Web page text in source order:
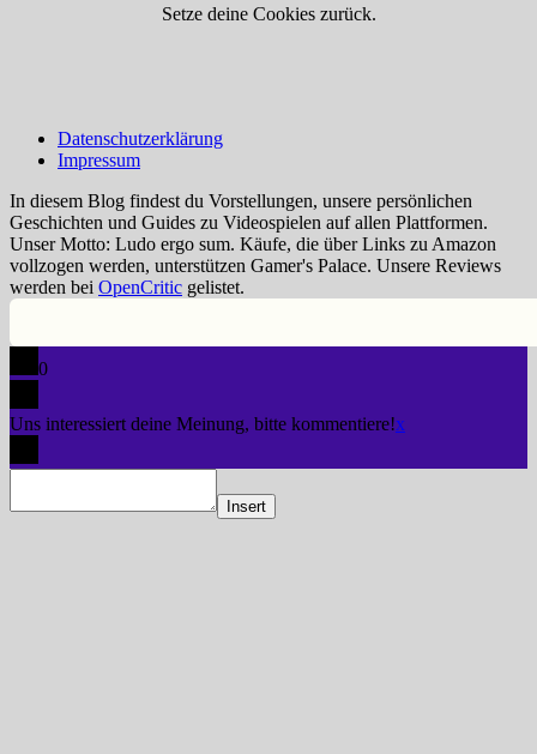
Setze deine Cookies zurück.
Datenschutzerklärung
Impressum
In diesem Blog findest du Vorstellungen, unsere persönlichen
Geschichten und Guides zu Videospielen auf allen Plattformen.
Unser Motto: Ludo ergo sum. Käufe, die über Links zu Amazon
vollzogen werden, unterstützen Gamer's Palace. Unsere Reviews
werden bei OpenCritic gelistet.
0
Uns interessiert deine Meinung, bitte kommentiere!x
Insert